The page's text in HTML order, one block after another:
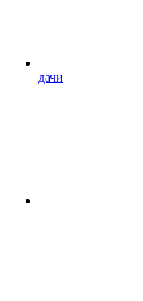
дачи